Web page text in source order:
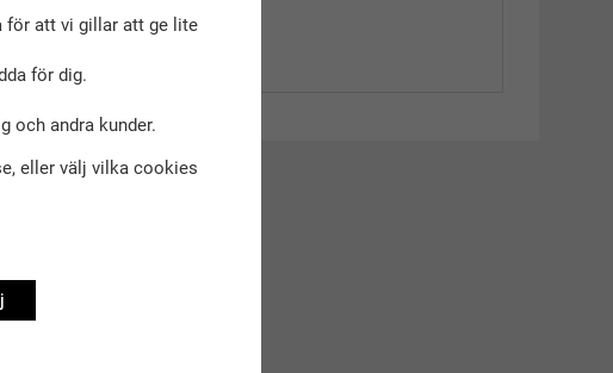
för att vi gillar att ge lite
för dig.
och andra kunder.
eller välj vilka cookies